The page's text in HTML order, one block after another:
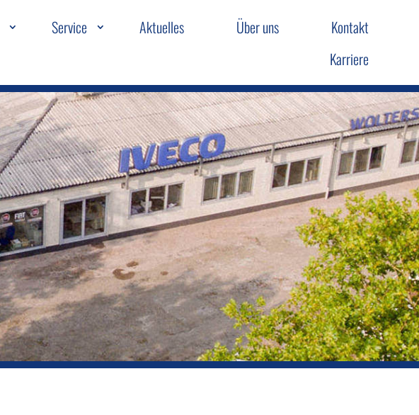
Service Aktuelles Über uns
Kontakt
Karriere